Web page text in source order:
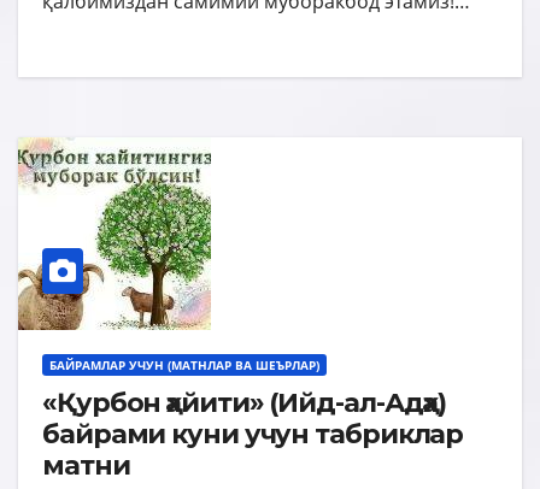
БАЙРАМЛАР УЧУН (МАТНЛАР ВА ШЕЪРЛАР)
«Қурбон ҳайити» (Ийд-ал-Адҳа)
байрами куни учун табриклар
матни